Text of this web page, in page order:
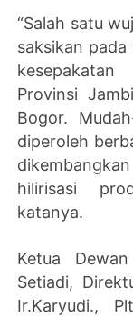
“Salah satu
saksikan
Provinsi
Bogor.
diperoleh
hilirisasi
katanya.
Ketua
Setiadi,
Ir.Karyudi.,